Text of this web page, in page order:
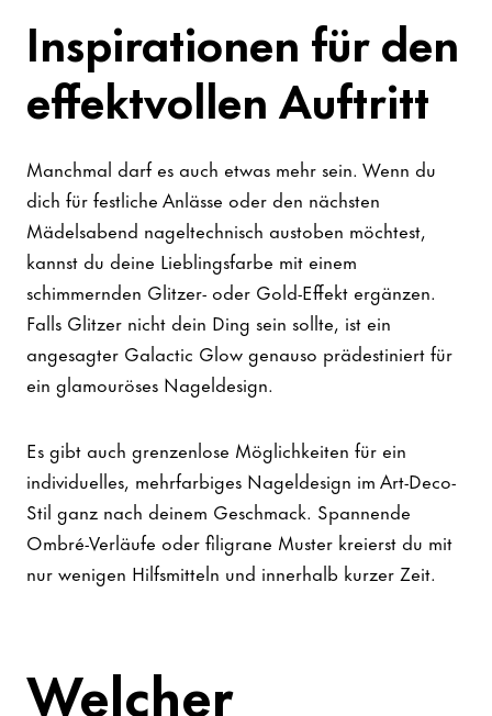
Inspirationen für den
effektvollen Auftritt
Manchmal darf es auch etwas mehr sein. Wenn du
dich für festliche Anlässe oder den nächsten
Mädelsabend nageltechnisch austoben möchtest,
kannst du deine Lieblingsfarbe mit einem
schimmernden Glitzer- oder Gold-Effekt ergänzen.
Falls Glitzer nicht dein Ding sein sollte, ist ein
angesagter Galactic Glow genauso prädestiniert für
ein glamouröses Nageldesign.
Es gibt auch grenzenlose Möglichkeiten für ein
individuelles, mehrfarbiges Nageldesign im Art-Deco-
Stil ganz nach deinem Geschmack. Spannende
Ombré-Verläufe oder filigrane Muster kreierst du mit
nur wenigen Hilfsmitteln und innerhalb kurzer Zeit.
Welcher